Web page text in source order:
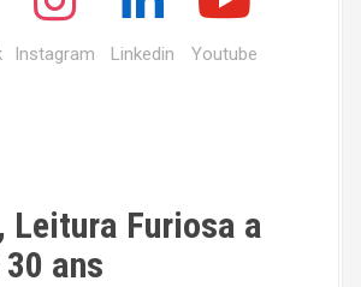
Instagram Linkedin Youtube
Leitura Furiosa a
ans